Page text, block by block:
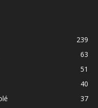
239
63
51
40
37